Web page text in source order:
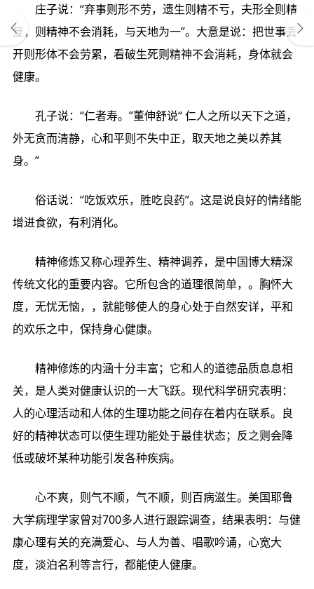
庄子说：“弃事则形不劳，遗生则精不亏，夫形全则精
复，则精神不会消耗，与天地为一”。大意是说：把世事丢
开则形体不会劳累，看破生死则精神不会消耗，身体就会
健康。
孔子说：“仁者寿。”董伸舒说“ 仁人之所以天下之道，
外无贪而清静，心和平则不失中正，取天地之美以养其
身。”
俗话说：“吃饭欢乐，胜吃良药”。这是说良好的情绪能
增进食欲，有利消化。
精神修炼又称心理养生、精神调养，是中国博大精深
传统文化的重要内容。它所包含的道理很简单，。胸怀大
度，无忧无恼，，就能够使人的身心处于自然安详，平和
的欢乐之中，保持身心健康。
精神修炼的内涵十分丰富；它和人的道德品质息息相
关，是人类对健康认识的一大飞跃。现代科学研究表明：
人的心理活动和人体的生理功能之间存在着内在联系。良
好的精神状态可以使生理功能处于最佳状态；反之则会降
低或破坏某种功能引发各种疾病。
心不爽，则气不顺，气不顺，则百病滋生。美国耶鲁
大学病理学家曾对700多人进行跟踪调查，结果表明：与健
康心理有关的充满爱心、与人为善、唱歌吟诵，心宽大
度，淡泊名利等言行，都能使人健康。